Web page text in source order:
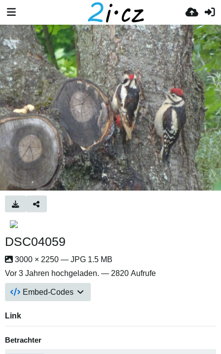
DSC04059
3000 × 2250 — JPG 1.5 MB
Vor 3 Jahren hochgeladen. — 2820 Aufrufe
Embed-Codes
Link
Betrachter